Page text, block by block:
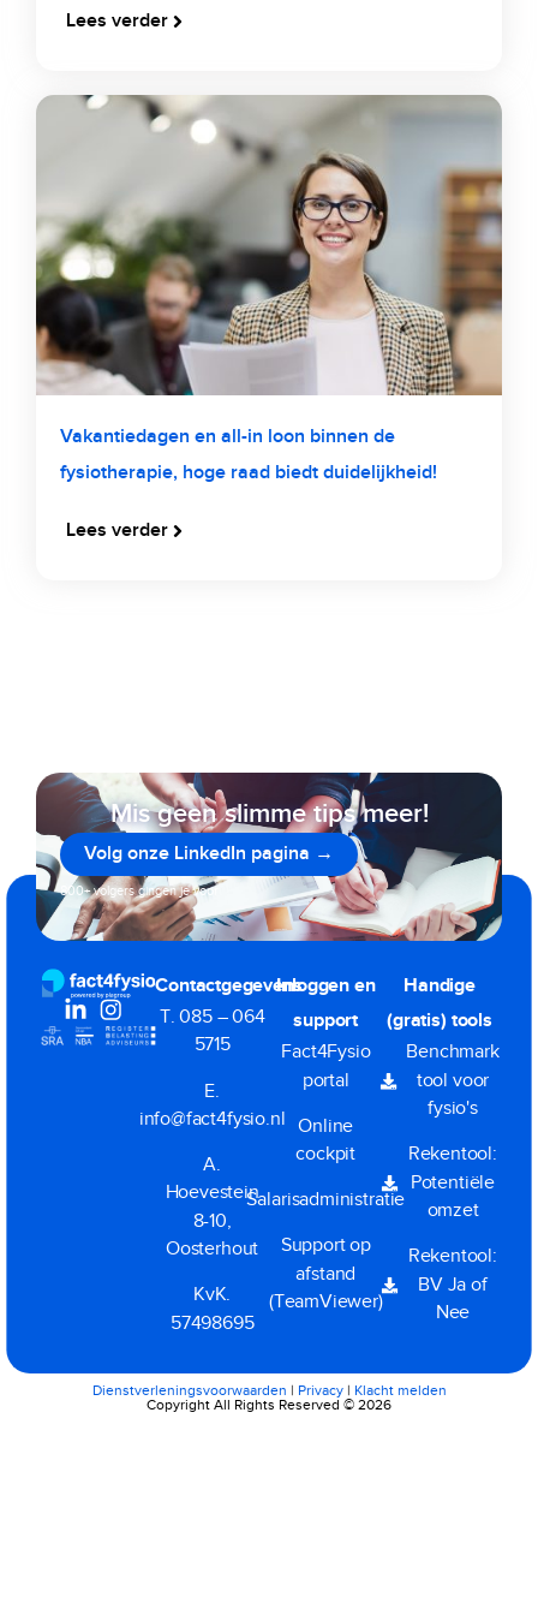
Lees verder
Vakantiedagen en all-in loon binnen de
fysiotherapie, hoge raad biedt duidelijkheid!
Lees verder
Mis geen slimme tips meer!
Volg onze LinkedIn pagina →
800+ volgers gingen je voor
Contactgegevens
T. 085 – 064
5715
E.
info@fact4fysio.nl
A.
Hoevestein
8-10,
Oosterhout
KvK.
57498695
Inloggen en
support
Fact4Fysio
portal
Online
cockpit
Salarisadministratie
Support op
afstand
(TeamViewer)
Handige
(gratis) tools
Benchmark
tool voor
fysio's
Rekentool:
Potentiële
omzet
Rekentool:
BV Ja of
Nee
Dienstverleningsvoorwaarden | Privacy| Klacht melden
Copyright All Rights Reserved © 2026